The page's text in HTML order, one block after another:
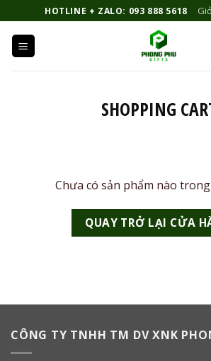
qua
dung
HOTLINE + ZALO: 093 888 5618
SHOPPING
Chưa có sản phẩm nào
QUAY TRỞ LẠI CỬA
CÔNG TY TNHH TM DV XNK